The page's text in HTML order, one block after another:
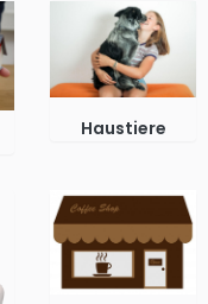
Haustiere